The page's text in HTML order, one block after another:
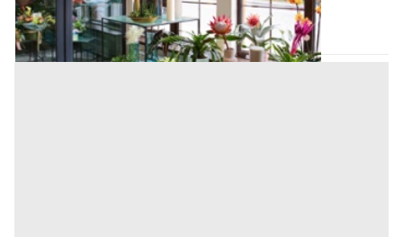
Codice asta: 72fe1424
30/09/2026